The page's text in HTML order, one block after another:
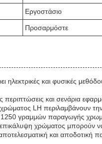
Εργοστάσιο
Προσαρμόστε
ηλεκτρικές και φυσικές
περιπτώσεις και σενάρια
χρώματος LH περιλαμβάνουν
γραμμών παραγωγής
χρώματος μπορούν
και